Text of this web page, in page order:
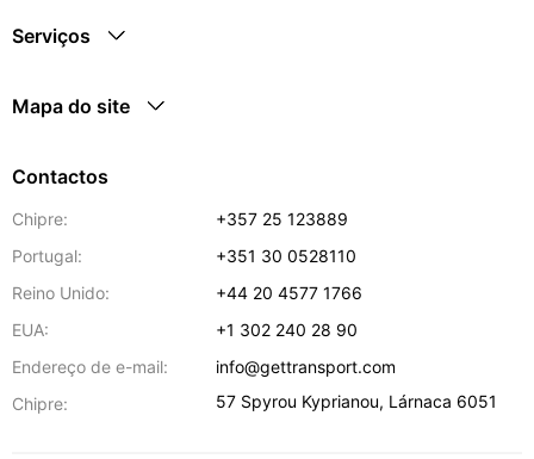
Serviços
Mapa do site
Contactos
Chipre:
+357 25 123889
Portugal:
+351 30 0528110
Reino Unido:
+44 20 4577 1766
EUA:
+1 302 240 28 90
Endereço de e-mail:
info@gettransport.com
Chipre:
57 Spyrou Kyprianou, Lárnaca 6051